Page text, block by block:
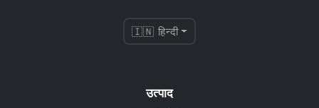
🇮🇳 हिन्दी
उत्पाद